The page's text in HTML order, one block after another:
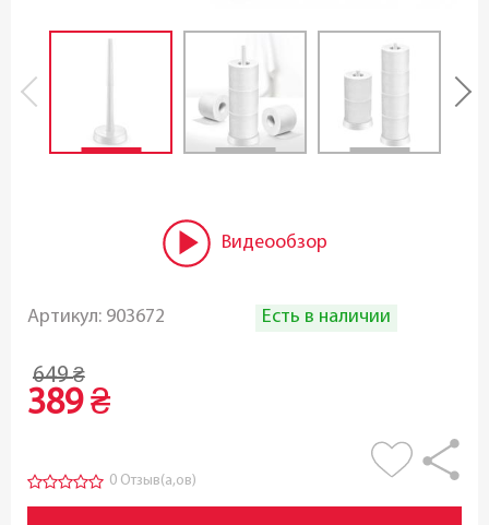
Видеообзор
Артикул: 903672 Есть в наличии
649 ₴
389 ₴
0 Отзыв(а,ов)